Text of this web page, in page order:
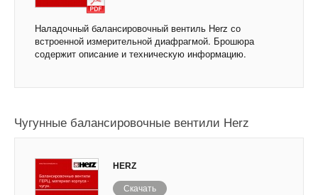
Наладочный балансировочный вентиль Herz со
встроенной измерительной диафрагмой. Брошюра
содержит описание и техническую информацию.
Чугунные балансировочные вентили Herz
HERZ
Скачать